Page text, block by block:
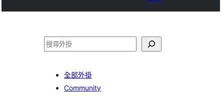
搜
全部外掛
Community